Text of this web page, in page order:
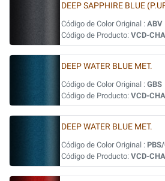
DEEP SAPPHIRE BLUE
Código de Color Original : ABV
Código de Producto: VCD-
DEEP WATER BLUE MET.
Código de Color Original : GBS
Código de Producto: VCD-
DEEP WATER BLUE MET.
Código de Color Original :
Código de Producto: VCD-